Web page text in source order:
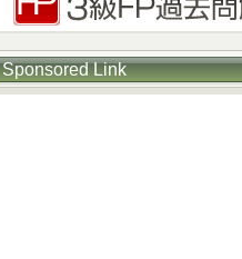
Sponsored Link